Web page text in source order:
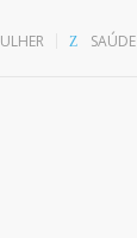
SAÚDE